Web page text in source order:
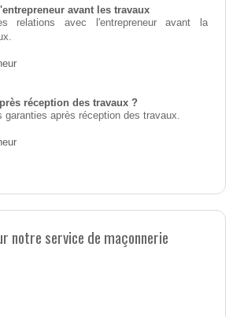
avant les travaux
relations avec l'entrepreneur avant la
réception des travaux ?
garanties après réception des travaux.
notre service de maçonnerie